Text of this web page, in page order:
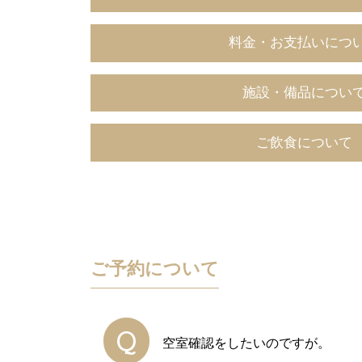
料金・お支払いにつ
施設・備品につい
ご飲食について
ご予約について
Q 空室確認をしたいのですが。